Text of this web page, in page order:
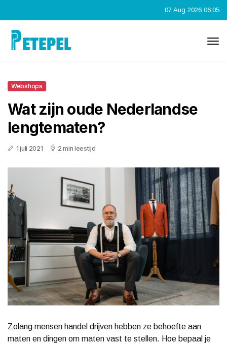
07 Aug 2026 06:05
Webshops
Wat zijn oude Nederlandse
lengtematen?
1 juli 2021 2 min leestijd
Zolang mensen handel drijven hebben ze behoefte aan
maten en dingen om maten vast te stellen. Hoe bepaal je